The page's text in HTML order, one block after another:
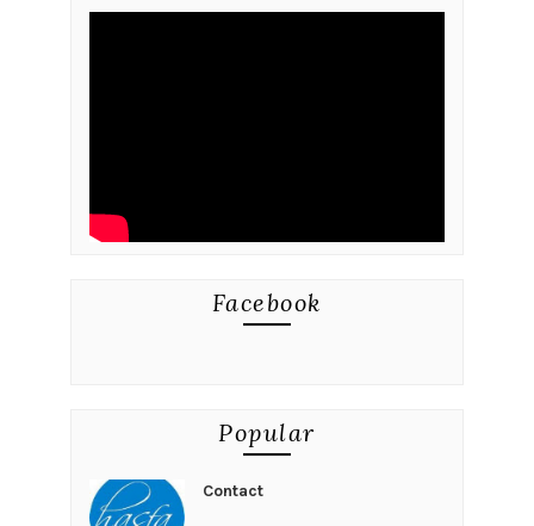
Facebook
Popular
Contact